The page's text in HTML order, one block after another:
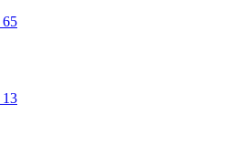
65
13